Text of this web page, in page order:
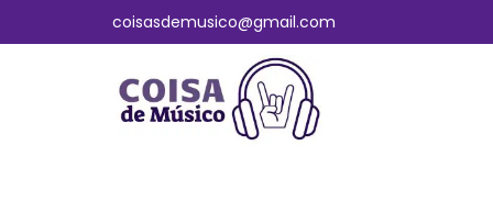
coisasdemusico@gmail.com